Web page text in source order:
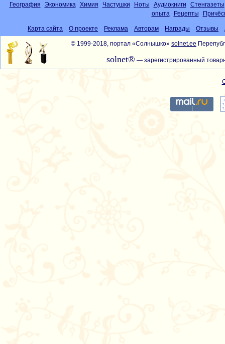
География
Экономика Химия Частушки Ноты Аудиокниги
Стенгазеты
опыта
Рецепты
Карта сайта О проекте Реклама Авторам Награды Отзывы
© 1999-2018, портал «Солнышко» solnet.ee
solnet® — зарегистрированный